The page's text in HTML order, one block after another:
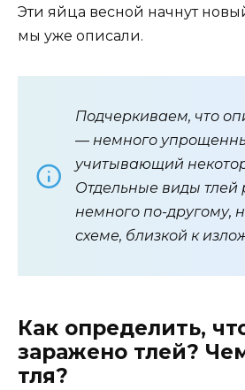
Эти яйца весной начнут
мы уже описали.
Подчеркиваем, что
— немного
учитывающий
Отдельные виды тлей
немного по-другому,
схеме, близкой к
Как определить,
заражено тлей?
тля?